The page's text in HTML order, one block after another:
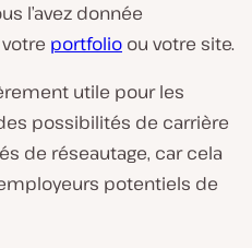
l’avez donnée
portfolio ou votre site.
utile pour les
possibilités de carrière
de réseautage, car cela
potentiels de